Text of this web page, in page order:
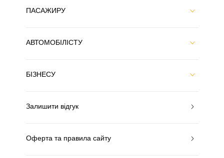
ПАСАЖИРУ
АВТОМОБІЛІСТУ
БІЗНЕСУ
Залишити відгук
Оферта та правила сайту